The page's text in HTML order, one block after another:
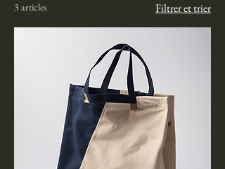
3 articles Filtrer et trier